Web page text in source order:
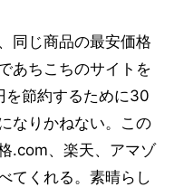
同じ商品の最安価格
あちこちのサイトを
を節約するために30
なりかねない。この
.com、楽天、アマゾ
てくれる。素晴らし